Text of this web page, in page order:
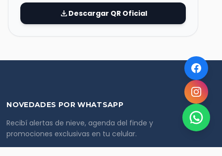
downloadDescargar QR Oficial
NOVEDADES POR WHATSAPP
Recibí alertas de nieve, agenda del finde y
promociones exclusivas en tu celular.